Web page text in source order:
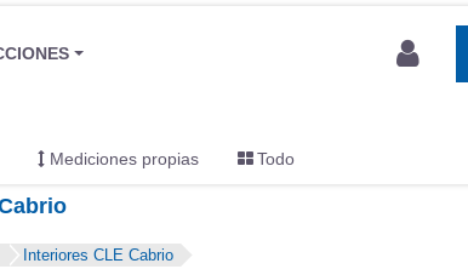
Mediciones propias Todo
Interiores CLE Cabrio